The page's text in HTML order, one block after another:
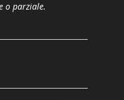
o parziale.